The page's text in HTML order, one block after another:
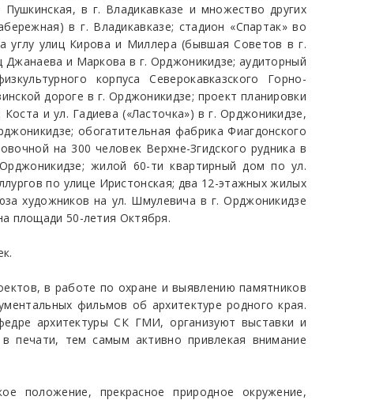
в г. Владикавказе и множество других
в г. Владикавказе; стадион «Спартак» во
углу улиц Кирова и Миллера (бывшая Советов в г.
и Маркова в г. Орджоникидзе; аудиторный
корпуса Северокавказского Горно-
дороге в г. Орджоникидзе; проект планировки
и ул. Гадиева («Ласточка») в г. Орджоникидзе,
обогатительная фабрика Фиагдонского
на 300 человек Верхне-Згидского рудника в
жилой 60-ти квартирный дом по ул.
по улице Иристонская; два 12-этажных жилых
художников на ул. Шмулевича в г. Орджоникидзе
площади 50-летия Октября.
в работе по охране и выявлению памятников
фильмов об архитектуре родного края.
архитектуры СК ГМИ, организуют выставки и
в печати, тем самым активно привлекая внимание
положение, прекрасное природное окружение,